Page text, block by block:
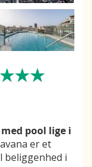
pool lige i
er et
beliggenhed i